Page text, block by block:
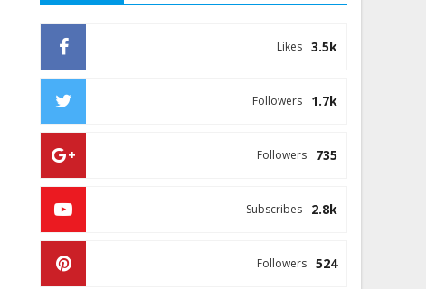
3.5k
Likes
1.7k
Followers
735
Followers
2.8k
Subscribes
524
Followers